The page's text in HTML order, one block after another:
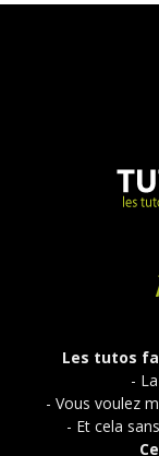
Les tutos
-
- Vous voulez
- Et cela